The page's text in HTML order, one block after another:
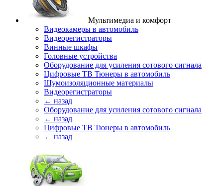
Мультимедиа и комфорт
Видеокамеры в автомобиль
Видеорегистраторы
Винные шкафы
Головные устройства
Оборудование для усиления сотового сигнала
Цифровые ТВ Тюнеры в автомобиль
Шумоизоляционные материалы
Видеорегистраторы
← назад
Оборудование для усиления сотового сигнала
← назад
Цифровые ТВ Тюнеры в автомобиль
← назад